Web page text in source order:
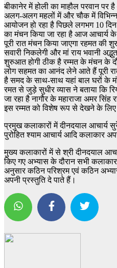
बीकानेर में होली का माहौल परवान
अलग-अलग महलों में और चौक में
आयोजन हो रहा है पिछले लगभग 10
का मंचन किया जा रहा है आज आचार्य
पूरी रात मंचन किया जाएगा रहमत की
सवारी निकलेगी और मां राय भवानी
शुरुआत होगी ठीक है रम्मत के मंचन के
लोग सहमत का आनंद लेने आते हैं पूरी
है समद के साथ-साथ यहां बाल घरों के
रमत से जुड़े सुधीर व्यास ने बताया कि
जा रहा है नागौर के महाराजा अमर
इस रम्मत को विशेष रूप से देखने के
प्रमुख कलाकारों में दीनदयाल आचार्य
पुरोहित श्याम आचार्य आदि कलाकार
मुख्य कलाकारों में से श्री दीनदयाल
किए गए अभ्यास के दौरान सभी
अनुसार कठिन परिश्रम एवं कठिन
अपनी प्रस्तुति दे पाते हैं।